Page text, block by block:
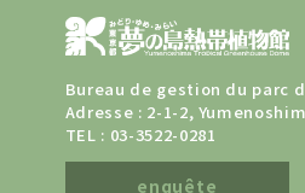
enquête
Bureau de gestion du parc
Adresse : 2-1-2,
TEL : 03-3522-0281